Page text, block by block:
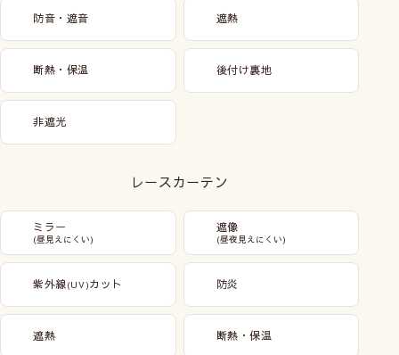
防音・遮音 遮熱
断熱・保温 後付け裏地
非遮光
レースカーテン
ミラー
(昼見えにくい)
遮像
(昼夜見えにくい)
紫外線(UV)カット 防炎
遮熱 断熱・保温